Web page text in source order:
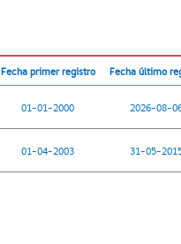
Fecha primer registro Fecha último
01-01-2000 2026-08-
01-04-2003 31-05-